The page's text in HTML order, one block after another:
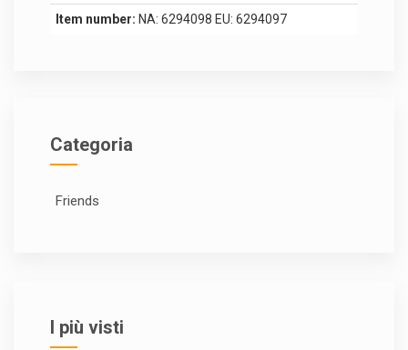
Item number: NA: 6294098 EU: 6294097
Categoria
Friends
I più visti